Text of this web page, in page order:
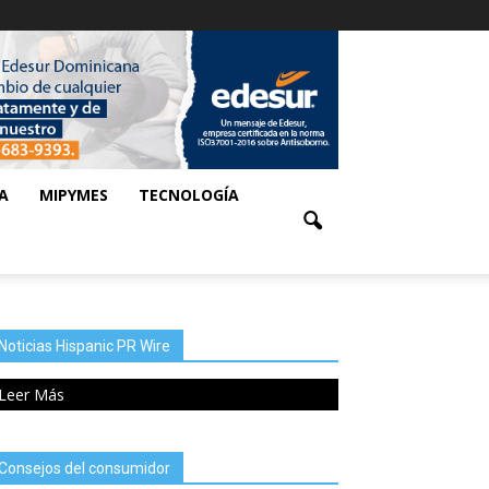
MIPYMES TECNOLOGÍA
Noticias Hispanic PR Wire
Leer Más
del consumidor